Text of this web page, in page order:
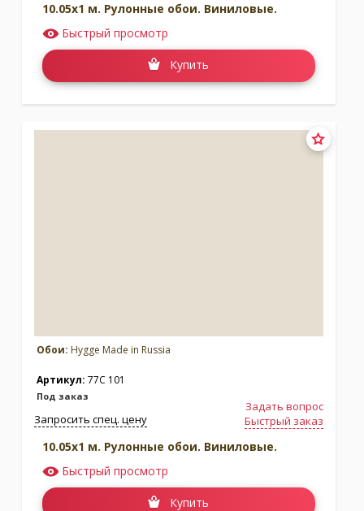
10.05x1 м. Рулонные обои. Виниловые.
Быстрый просмотр
Купить
Обои: Hygge Made in Russia
Артикул: 77C 101
Под заказ
Задать вопрос
Быстрый заказ
Запросить спец. цену
10.05x1 м. Рулонные обои. Виниловые.
Быстрый просмотр
Купить